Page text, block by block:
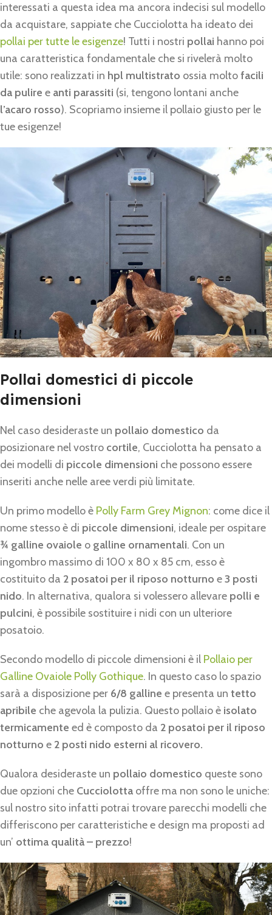
interessati a questa idea ma ancora indecisi sul modello
da acquistare, sappiate che Cucciolotta ha ideato dei
pollai per tutte le esigenze! Tutti i nostri pollai hanno poi
una caratteristica fondamentale che si rivelerà molto
utile: sono realizzati in hpl multistrato ossia moltofacili
da pulire e anti parassiti (si, tengono lontani anche
l’acaro rosso). Scopriamo insieme il pollaio giusto per le
tue esigenze!
Pollai domestici di piccole
dimensioni
Nel caso desideraste un pollaio domestico da
posizionare nel vostro cortile, Cucciolotta ha pensato a
dei modelli di piccole dimensioni che possono essere
inseriti anche nelle aree verdi più limitate.
Un primo modello è Polly Farm Grey Mignon: come dice il
nome stesso è di piccole dimensioni, ideale per ospitare
¾ galline ovaiole o galline ornamentali. Con un
ingombro massimo di 100 x 80 x 85 cm, esso è
costituito da 2 posatoi per il riposo notturno e3 posti
nido. In alternativa, qualora si volessero allevare polli e
pulcini, è possibile sostituire i nidi con un ulteriore
posatoio.
Secondo modello di piccole dimensioni è il Pollaio per
Galline Ovaiole Polly Gothique. In questo caso lo spazio
sarà a disposizione per 6/8 galline e presenta un tetto
apribile che agevola la pulizia. Questo pollaio è isolato
termicamente ed è composto da 2 posatoi per il riposo
notturno e 2 posti nido esterni al ricovero.
Qualora desideraste un pollaio domestico queste sono
due opzioni che Cucciolotta offre ma non sono le uniche:
sul nostro sito infatti potrai trovare parecchi modelli che
differiscono per caratteristiche e design ma proposti ad
un’ ottima qualità – prezzo!